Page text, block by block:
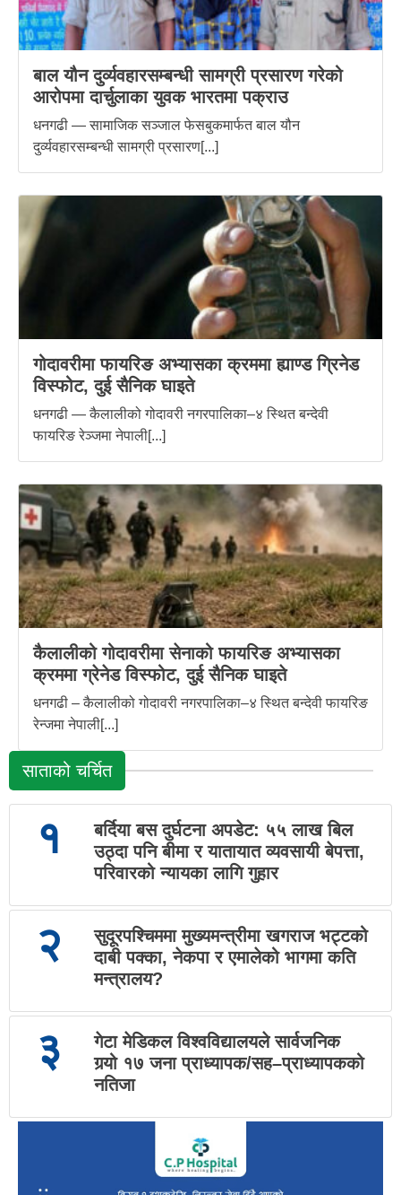
बाल यौन दुर्व्यवहारसम्बन्धी सामग्री प्रसारण गरेको
आरोपमा दार्चुलाका युवक भारतमा पक्राउ
धनगढी — सामाजिक सञ्जाल फेसबुकमार्फत बाल यौन
दुर्व्यवहारसम्बन्धी सामग्री प्रसारण[...]
गोदावरीमा फायरिङ अभ्यासका क्रममा ह्याण्ड ग्रिनेड
विस्फोट, दुई सैनिक घाइते
धनगढी — कैलालीको गोदावरी नगरपालिका–४ स्थित बन्देवी
फायरिङ रेञ्जमा नेपाली[...]
कैलालीको गोदावरीमा सेनाको फायरिङ अभ्यासका
क्रममा ग्रेनेड विस्फोट, दुई सैनिक घाइते
धनगढी – कैलालीको गोदावरी नगरपालिका–४ स्थित बन्देवी फायरिङ
रेन्जमा नेपाली[...]
साताको चर्चित
१
बर्दिया बस दुर्घटना अपडेट: ५५ लाख बिल
उठ्दा पनि बीमा र यातायात व्यवसायी बेपत्ता,
परिवारको न्यायका लागि गुहार
२
सुदूरपश्चिममा मुख्यमन्त्रीमा खगराज भट्टको
दाबी पक्का, नेकपा र एमालेको भागमा कति
मन्त्रालय?
३
गेटा मेडिकल विश्वविद्यालयले सार्वजनिक
गर्‍यो १७ जना प्राध्यापक/सह–प्राध्यापकको
नतिजा